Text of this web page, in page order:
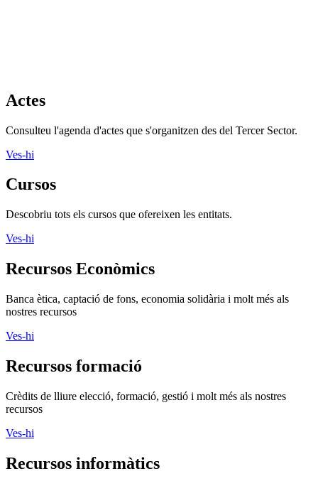
Actes
Consulteu l'agenda d'actes que s'organitzen des del Tercer Sector.
Ves-hi
Cursos
Descobriu tots els cursos que ofereixen les entitats.
Ves-hi
Recursos Econòmics
Banca ètica, captació de fons, economia solidària i molt més als
nostres recursos
Ves-hi
Recursos formació
Crèdits de lliure elecció, formació, gestió i molt més als nostres
recursos
Ves-hi
Recursos informàtics